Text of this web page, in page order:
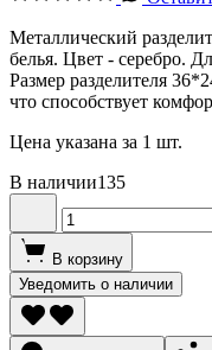
Металлический
белья. Цвет - серебро.
Размер разделителя
что способствует
Цена указана за 1 шт.
В наличии135
В корзину
Уведомить о наличии